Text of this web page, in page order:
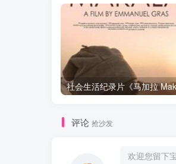
评论 抢沙发